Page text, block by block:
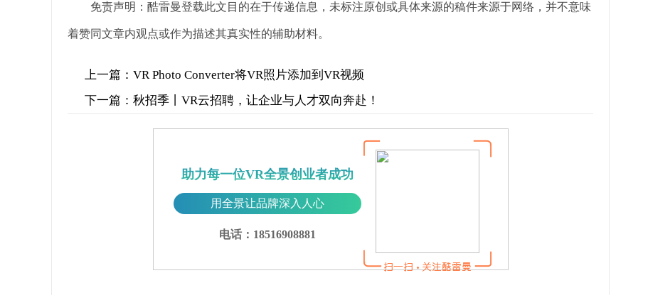
免责声明：酷雷曼登载此文目的在于传递信息，未标注原创或具体来源的稿件来源于网络，并不意味
着赞同文章内观点或作为描述其真实性的辅助材料。
上一篇： VR Photo Converter将VR照片添加到VR视频
下一篇： 秋招季丨VR云招聘，让企业与人才双向奔赴！
助力每一位VR全景创业者成功
用全景让品牌深入人心
电话：18516908881